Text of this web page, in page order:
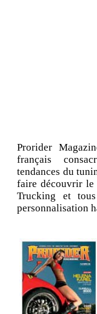
Prorider
français
tendances du
faire découvrir
Trucking et
personnalisation